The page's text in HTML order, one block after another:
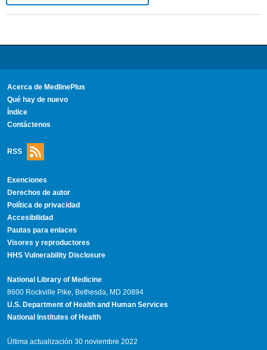
Acerca de MedlinePlus
Qué hay de nuevo
Índice
Contáctenos
RSS
Exenciones
Derechos de autor
Política de privacidad
Accesibilidad
Pautas para enlaces
Visores y reproductores
HHS Vulnerability Disclosure
National Library of Medicine
8600 Rockville Pike, Bethesda, MD 20894
U.S. Department of Health and Human Services
National Institutes of Health
Última actualización 30 noviembre 2022